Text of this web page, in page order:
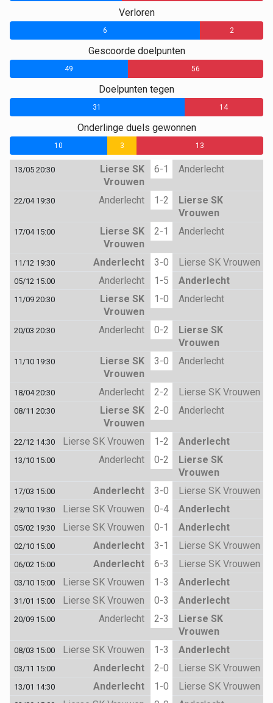
Verloren
6 2
Gescoorde doelpunten
49 56
Doelpunten tegen
31 14
Onderlinge duels gewonnen
10 3 13
13/05 20:30
Lierse SK
Vrouwen
6-1 Anderlecht
22/04 19:30 Anderlecht 1-2
Lierse SK
Vrouwen
17/04 15:00
Lierse SK
Vrouwen
2-1 Anderlecht
11/12 19:30 Anderlecht 3-0 Lierse SK Vrouwen
05/12 15:00 Anderlecht 1-5 Anderlecht
11/09 20:30
Lierse SK
Vrouwen
1-0 Anderlecht
20/03 20:30 Anderlecht 0-2
Lierse SK
Vrouwen
11/10 19:30
Lierse SK
Vrouwen
3-0 Anderlecht
18/04 20:30 Anderlecht 2-2 Lierse SK Vrouwen
08/11 20:30
Lierse SK
Vrouwen
2-0 Anderlecht
22/12 14:30 Lierse SK Vrouwen 1-2 Anderlecht
13/10 15:00 Anderlecht 0-2
Lierse SK
Vrouwen
17/03 15:00 Anderlecht 3-0 Lierse SK Vrouwen
29/10 19:30 Lierse SK Vrouwen 0-4 Anderlecht
05/02 19:30 Lierse SK Vrouwen 0-1 Anderlecht
02/10 15:00 Anderlecht 3-1 Lierse SK Vrouwen
06/02 15:00 Anderlecht 6-3 Lierse SK Vrouwen
03/10 15:00 Lierse SK Vrouwen 1-3 Anderlecht
31/01 15:00 Lierse SK Vrouwen 0-3 Anderlecht
20/09 15:00 Anderlecht 2-3
Lierse SK
Vrouwen
08/03 15:00 Lierse SK Vrouwen 1-3 Anderlecht
03/11 15:00 Anderlecht 2-0 Lierse SK Vrouwen
13/01 14:30 Anderlecht 1-0 Lierse SK Vrouwen